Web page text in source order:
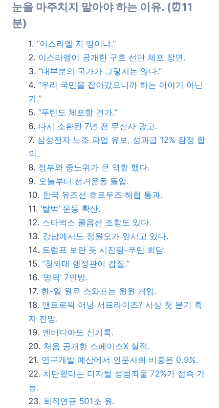
눈을 마주치지 말아야 하는 이유. (⏰11
분)
“이스라엘 지 땅이냐.”
이스라엘이 공개한 구호 선단 체포 장면.
“대부분의 국가가 그렇지는 않다.”
“우리 국민을 잡아갔으니까 하는 이야기 아닌
가.”
“푸틴도 체포할 건가.”
다시 소환된 7년 전 무신사 광고.
삼성전자 노조 파업 유보, 성과급 12% 잠정 합
의.
정부와 중노위가 큰 역할 했다.
오늘부터 선거운동 돌입.
한국 유조선 호르무즈 해협 통과.
‘탈벅’ 운동 확산.
스타벅스 콜옵션 조항도 있다.
강남에서도 정원오가 앞서고 있다.
트럼프 보란 듯 시진핑-푸틴 회담.
“청와대 행정관이 갑질.”
‘명픽’ 7인방.
한-일 원유 스와프는 윈윈 게임.
앤트로픽 어닝 서프라이즈? 사상 첫 분기 흑
자 전망.
엔비디아도 신기록.
처음 공개한 스페이스X 실적.
연구개발 예산에서 인문사회 비중은 0.9%.
차단했다는 디지털 성범죄물 72%가 접속 가
능.
퇴직연금 501조 원.